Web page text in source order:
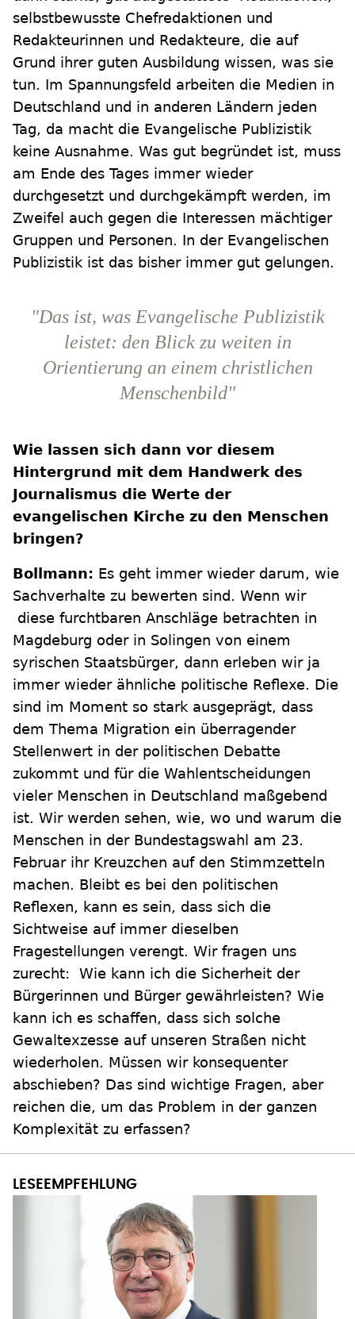
selbstbewusste Chefredaktionen und
Redakteurinnen und Redakteure, die auf
Grund ihrer guten Ausbildung wissen, was sie
tun. Im Spannungsfeld arbeiten die Medien in
Deutschland und in anderen Ländern jeden
Tag, da macht die Evangelische Publizistik
keine Ausnahme. Was gut begründet ist, muss
am Ende des Tages immer wieder
durchgesetzt und durchgekämpft werden, im
Zweifel auch gegen die Interessen mächtiger
Gruppen und Personen. In der Evangelischen
Publizistik ist das bisher immer gut gelungen.
"Das ist, was Evangelische Publizistik
leistet: den Blick zu weiten in
Orientierung an einem christlichen
Menschenbild"
Wie lassen sich dann vor diesem
Hintergrund mit dem Handwerk des
Journalismus die Werte der
evangelischen Kirche zu den Menschen
bringen?
Bollmann: Es geht immer wieder darum, wie
Sachverhalte zu bewerten sind. Wenn wir
diese furchtbaren Anschläge betrachten in
Magdeburg oder in Solingen von einem
syrischen Staatsbürger, dann erleben wir ja
immer wieder ähnliche politische Reflexe. Die
sind im Moment so stark ausgeprägt, dass
dem Thema Migration ein überragender
Stellenwert in der politischen Debatte
zukommt und für die Wahlentscheidungen
vieler Menschen in Deutschland maßgebend
ist. Wir werden sehen, wie, wo und warum die
Menschen in der Bundestagswahl am 23.
Februar ihr Kreuzchen auf den Stimmzetteln
machen. Bleibt es bei den politischen
Reflexen, kann es sein, dass sich die
Sichtweise auf immer dieselben
Fragestellungen verengt. Wir fragen uns
zurecht: Wie kann ich die Sicherheit der
Bürgerinnen und Bürger gewährleisten? Wie
kann ich es schaffen, dass sich solche
Gewaltexzesse auf unseren Straßen nicht
wiederholen. Müssen wir konsequenter
abschieben? Das sind wichtige Fragen, aber
reichen die, um das Problem in der ganzen
Komplexität zu erfassen?